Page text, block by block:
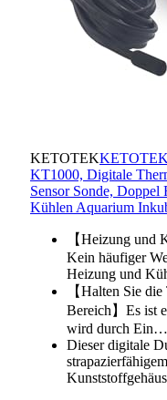
KETOTEKKETOTEK
KT1000, Digitale
Sensor Sonde, Doppel
Kühlen Aquarium
【Heizung und
Kein häufiger
Heizung und
【Halten Sie
Bereich】Es ist
wird durch Ein…
Dieser digitale